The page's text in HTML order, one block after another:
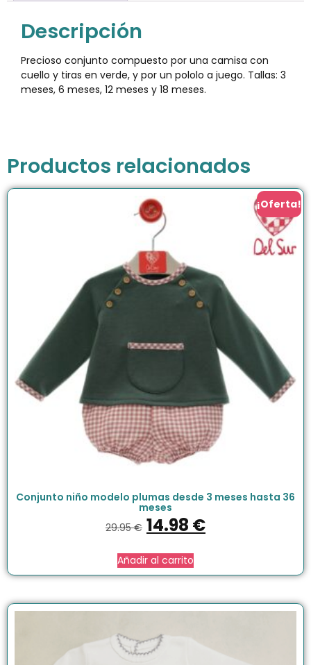
Descripción
Precioso conjunto compuesto por una camisa con
cuello y tiras en verde, y por un pololo a juego. Tallas: 3
meses, 6 meses, 12 meses y 18 meses.
Productos relacionados
¡Oferta!
Conjunto niño modelo plumas desde 3 meses hasta 36
meses
29.95€ 14.98 €
Añadir al carrito